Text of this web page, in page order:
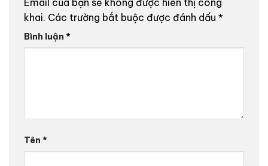
Email của bạn sẽ không được hiển thị công
khai. Các trường bắt buộc được đánh dấu *
Bình luận *
Tên *